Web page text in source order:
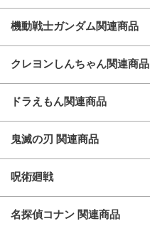
機動戦士ガンダム関連商品
クレヨンしんちゃん関連商品
ドラえもん関連商品
鬼滅の刃 関連商品
呪術廻戦
名探偵コナン 関連商品